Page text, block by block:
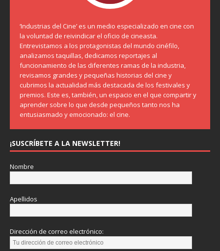
‘Industrias del Cine’ es un medio especializado en cine con
la voluntad de reivindicar el oficio de cineasta.
Entrevistamos a los protagonistas del mundo cinéfilo,
analizamos taquillas, dedicamos reportajes al
funcionamiento de las diferentes ramas de la industria,
revisamos grandes y pequeñas historias del cine y
cubrimos la actualidad más destacada de los festivales y
premios. Este es, también, un espacio en el que compartir y
aprender sobre lo que desde pequeños tanto nos ha
entusiasmado y emocionado: el cine.
¡SUSCRÍBETE A LA NEWSLETTER!
Nombre
Apellidos
Dirección de correo electrónico: